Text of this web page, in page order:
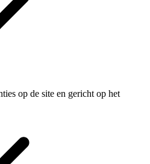
op de site en gericht op het